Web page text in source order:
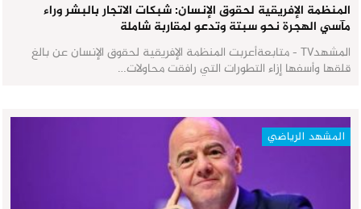
المنظمة الإفريقية لحقوق الإنسان: شبكات الاتجار بالبشر وراء
مآسي الهجرة نحو سبتة وتدعو لمقاربة شاملة
المشهدTV - متابعةأعربت المنظمة الإفريقية لحقوق الإنسان عن بالغ
قلقها وأسفها إزاء التطورات التي رافقت محاولات…
المشهد الرياضي